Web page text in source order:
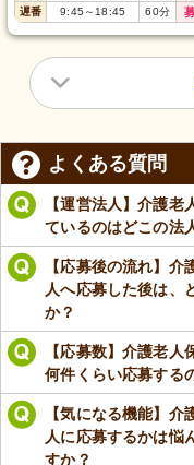
遅番 9:45 ～18:45 60分
よくある質問
【運営法人】介護
ているのはどこの法
【応募後の流れ】
人へ応募した後は、
か？
【応募数】介護老人
何件くらい応募する
【気になる機能】
人に応募するかは悩
すか？